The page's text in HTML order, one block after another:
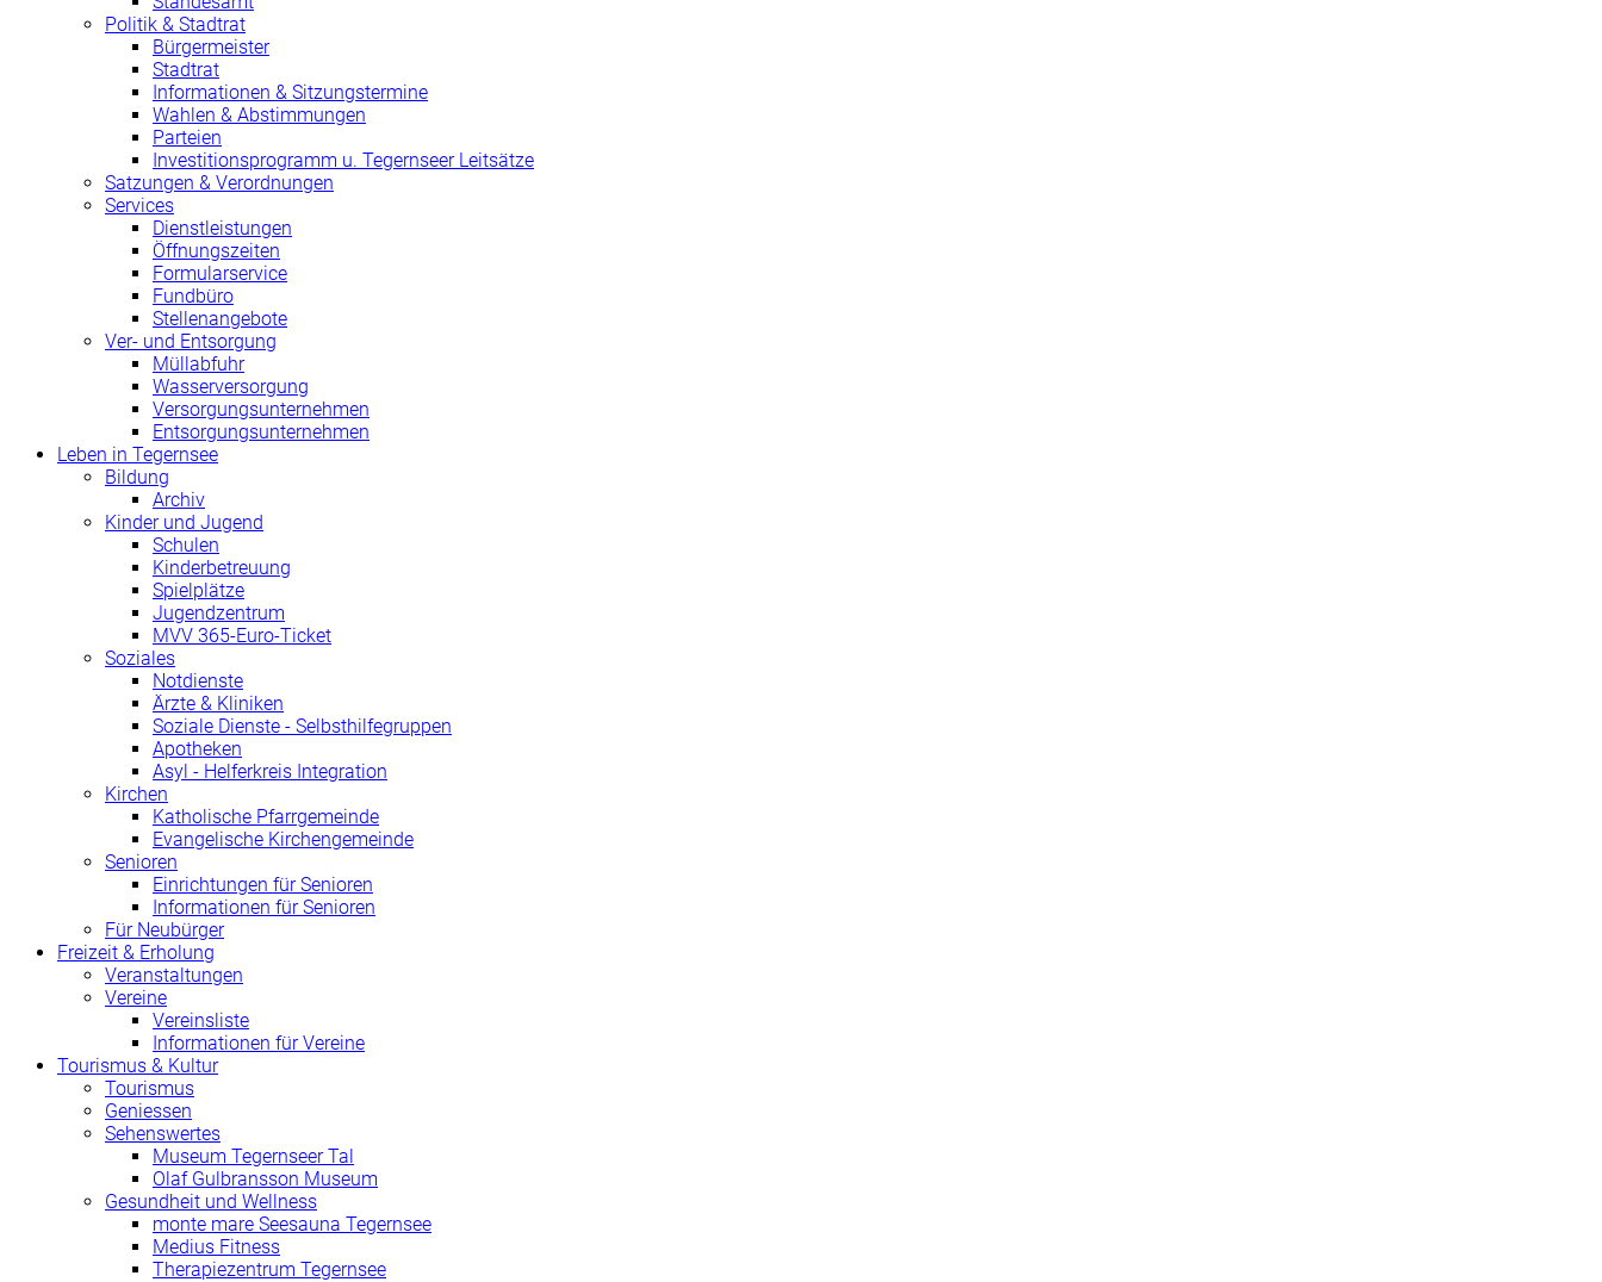
Politik & Stadtrat
Bürgermeister
Stadtrat
Informationen & Sitzungstermine
Wahlen & Abstimmungen
Parteien
Investitionsprogramm u. Tegernseer Leitsätze
Satzungen & Verordnungen
Services
Dienstleistungen
Öffnungszeiten
Formularservice
Fundbüro
Stellenangebote
Ver- und Entsorgung
Müllabfuhr
Wasserversorgung
Versorgungsunternehmen
Entsorgungsunternehmen
Leben in Tegernsee
Bildung
Archiv
Kinder und Jugend
Schulen
Kinderbetreuung
Spielplätze
Jugendzentrum
MVV 365-Euro-Ticket
Soziales
Notdienste
Ärzte & Kliniken
Soziale Dienste - Selbsthilfegruppen
Apotheken
Asyl - Helferkreis Integration
Kirchen
Katholische Pfarrgemeinde
Evangelische Kirchengemeinde
Senioren
Einrichtungen für Senioren
Informationen für Senioren
Für Neubürger
Freizeit & Erholung
Veranstaltungen
Vereine
Vereinsliste
Informationen für Vereine
Tourismus & Kultur
Tourismus
Geniessen
Sehenswertes
Museum Tegernseer Tal
Olaf Gulbransson Museum
Gesundheit und Wellness
monte mare Seesauna Tegernsee
Medius Fitness
Therapiezentrum Tegernsee